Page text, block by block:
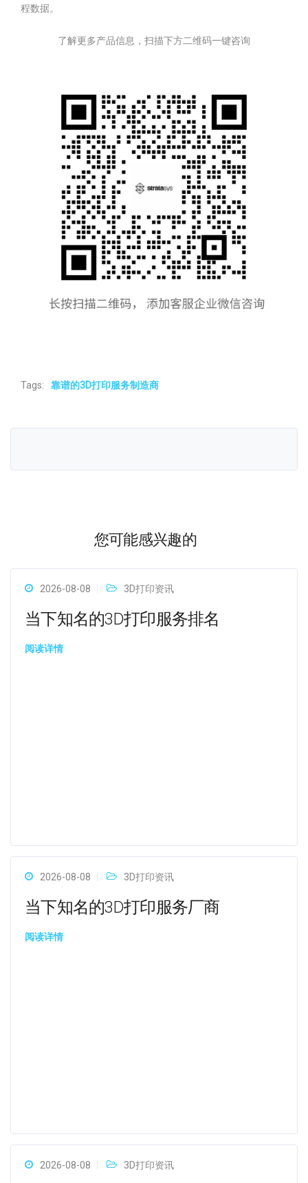
程数据。
了解更多产品信息，扫描下方二维码一键咨询
Tags: 靠谱的3D打印服务制造商
您可能感兴趣的
2026-08-08 3D打印资讯
当下知名的3D打印服务排名
阅读详情
2026-08-08 3D打印资讯
当下知名的3D打印服务厂商
阅读详情
2026-08-08 3D打印资讯